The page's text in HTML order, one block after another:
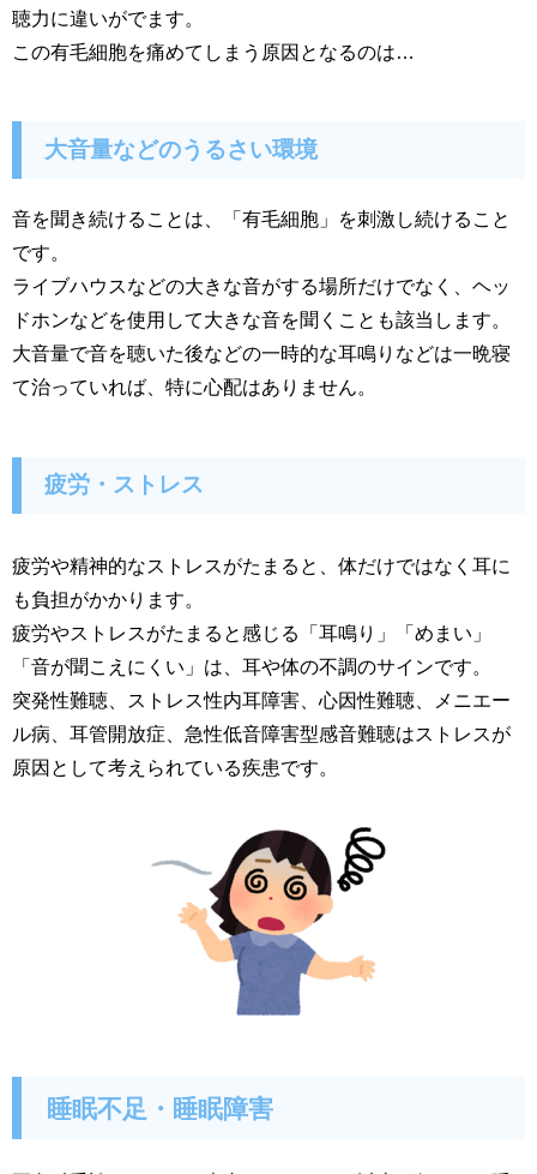
聴力に違いがでます。
この有毛細胞を痛めてしまう原因となるのは…
大音量などのうるさい環境
音を聞き続けることは、「有毛細胞」を刺激し続けること
です。
ライブハウスなどの大きな音がする場所だけでなく、ヘッ
ドホンなどを使用して大きな音を聞くことも該当します。
大音量で音を聴いた後などの一時的な耳鳴りなどは一晩寝
て治っていれば、特に心配はありません。
疲労・ストレス
疲労や精神的なストレスがたまると、体だけではなく耳に
も負担がかかります。
疲労やストレスがたまると感じる「耳鳴り」「めまい」
「音が聞こえにくい」は、耳や体の不調のサインです。
突発性難聴、ストレス性内耳障害、心因性難聴、メニエー
ル病、耳管開放症、急性低音障害型感音難聴はストレスが
原因として考えられている疾患です。
睡眠不足・睡眠障害